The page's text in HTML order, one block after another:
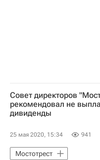
Совет директоров
рекомендовал не
дивиденды
25 мая 2020, 15:34 941
Мостотрест